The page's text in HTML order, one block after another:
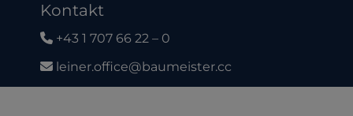
Kontakt
+43 1 707 66 22 – 0
leiner.office@baumeister.cc